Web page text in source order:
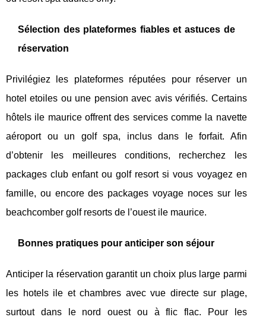
Sélection des plateformes fiables et astuces de
réservation
Privilégiez les plateformes réputées pour réserver un
hotel etoiles ou une pension avec avis vérifiés. Certains
hôtels ile maurice offrent des services comme la navette
aéroport ou un golf spa, inclus dans le forfait. Afin
d’obtenir les meilleures conditions, recherchez les
packages club enfant ou golf resort si vous voyagez en
famille, ou encore des packages voyage noces sur les
beachcomber golf resorts de l’ouest ile maurice.
Bonnes pratiques pour anticiper son séjour
Anticiper la réservation garantit un choix plus large parmi
les hotels ile et chambres avec vue directe sur plage,
surtout dans le nord ouest ou à flic flac. Pour les